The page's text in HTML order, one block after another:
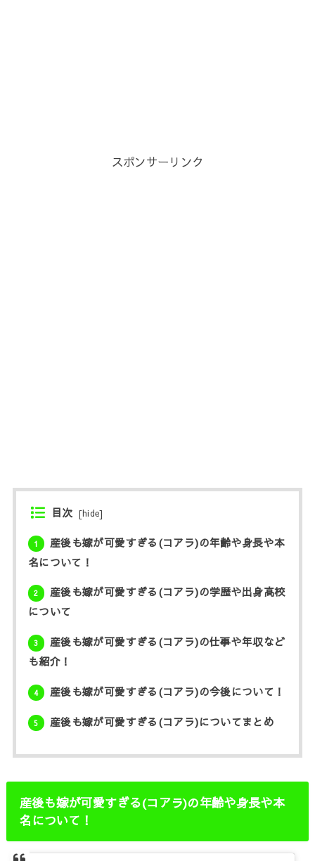
スポンサーリンク
目次 [hide]
1
産後も嫁が可愛すぎる(コアラ)の年齢や身長や本
名について！
2
産後も嫁が可愛すぎる(コアラ)の学歴や出身高校
について
3
産後も嫁が可愛すぎる(コアラ)の仕事や年収など
も紹介！
4 産後も嫁が可愛すぎる(コアラ)の今後について！
5 産後も嫁が可愛すぎる(コアラ)についてまとめ
産後も嫁が可愛すぎる(コアラ)の年齢や身長や本
名について！